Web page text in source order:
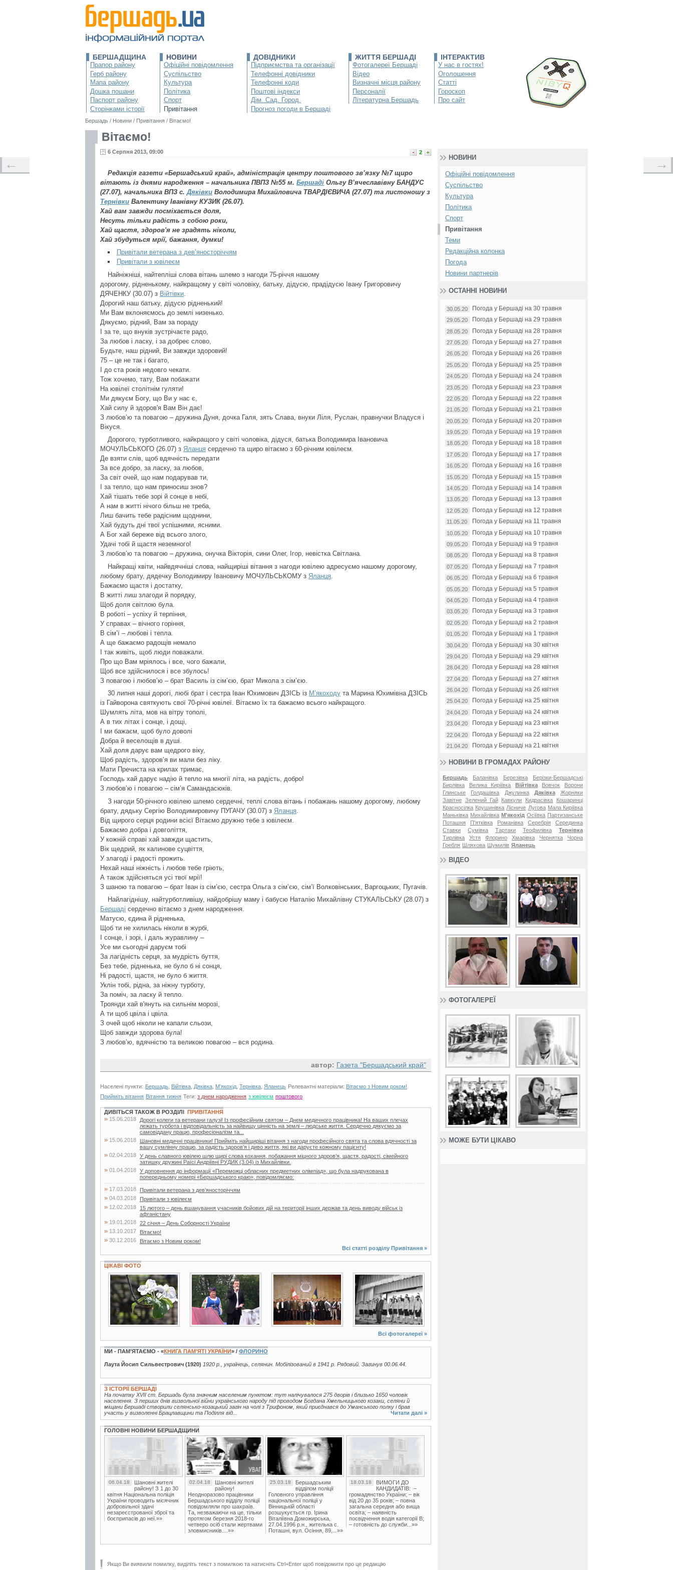
БЕРШАДЩИНА
Прапор району
Герб району
Мапа району
Дошка пошани
Паспорт району
Сторінками історії
НОВИНИ
Офіційні повідомлення
Суспільство
Культура
Політика
Спорт
Привітання
ДОВІДНИКИ
Підприємства та організації
Телефонні довідники
Телефонні коди
Поштові індекси
Дім. Сад. Город.
Прогноз погоди в Бершаді
ЖИТТЯ БЕРШАДІ
Фотогалереї Бершаді
Відео
Визначні місця району
Персоналії
Літературна Бершадь
ІНТЕРАКТИВ
У нас в гостях!
Оголошення
Статті
Гороскоп
Про сайт
Бершадь / Новини / Привітання / Вітаємо!
Вітаємо!
2
6 Серпня 2013, 09:00
Редакція газети «Бершадський край», адміністрація центру поштового зв’язку №7 щиро
вітають із днями народження – начальника ПВПЗ №55 м. Бершаді Ольгу В’ячеславівну БАНДУС
(27.07), начальника ВПЗ с. Дяківки Володимира Михайловича ТВАРДІЄВИЧА (27.07) та листоношу з
Тернівки Валентину Іванівну КУЗИК (26.07).
Хай вам завжди посміхається доля,
Несуть тільки радість з собою роки,
Хай щастя, здоров'я не зрадять ніколи,
Хай збудуться мрії, бажання, думки!
Привітали ветерана з дев’яносторіччям
Привітали з ювілеєм
Найніжніші, найтепліші слова вітань шлемо з нагоди 75-річчя нашому
дорогому, рідненькому, найкращому у світі чоловіку, батьку, дідусю, прадідусю Івану Григоровичу
ДЯЧЕНКУ (30.07) з Війтівки
Дорогий наш батьку, дідусю рідненький!
Ми Вам вклоняємось до землі низенько.
Дякуємо, рідний, Вам за пораду
І за те, що внуків зустрічаєте радо,
За любов і ласку, і за добреє слово,
Будьте, наш рідний, Ви завжди здоровий!
75 – це не так і багато,
І до ста років недовго чекати.
Тож хочемо, тату, Вам побажати
На ювілеї столітнім гуляти!
Ми дякуєм Богу, що Ви у нас є,
Хай силу й здоров'я Вам Він дає!
З любов’ю та повагою – дружина Дуня, дочка Галя, зять Слава, внуки Ліля, Руслан, правнучки Владуся і
Вікуся.
Дорогого, турботливого, найкращого у світі чоловіка, дідуся, батька Володимира Івановича
МОЧУЛЬСЬКОГО (26.07) з Яланця сердечно та щиро вітаємо з 60-річним ювілеєм.
Де взяти слів, щоб вдячність передати
За все добро, за ласку, за любов,
За світ очей, що нам подарував ти,
І за тепло, що нам приносиш знов?
Хай тішать тебе зорі й сонце в небі,
А нам в житті нічого більш не треба,
Лиш бачить тебе радісним щоднини,
Хай будуть дні твої успішними, ясними.
А Бог хай береже від всього злого,
Удачі тобі й щастя неземного!
З любов’ю та повагою – дружина, онучка Вікторія, сини Олег, Ігор, невістка Світлана.
Найкращі квіти, найвдячніші слова, найщиріші вітання з нагоди ювілею адресуємо нашому дорогому,
любому брату, дядечку Володимиру Івановичу МОЧУЛЬСЬКОМУ з Яланця
Бажаємо щастя і достатку,
В житті лиш злагоди й порядку,
Щоб доля світлою була.
В роботі – успіху й терпіння,
У справах – вічного горіння,
В сім’ї – любові і тепла.
А ще бажаємо радощів немало
І так живіть, щоб люди поважали.
Про що Вам мріялось і все, чого бажали,
Щоб все здійснилося і все збулось!
З повагою і любов’ю – брат Василь із сім’єю, брат Микола з сім’єю.
30 липня наші дорогі, любі брат і сестра Іван Юхимович ДЗІСЬ із М’якоходу та Марина Юхимівна ДЗІСЬ
із Гайворона святкують свої 70-річні ювілеї. Вітаємо їх та бажаємо всього найкращого.
Шумлять літа, мов на вітру тополі,
А в тих літах і сонце, і дощі,
І ми бажаєм, щоб було доволі
Добра й веселощів в душі.
Хай доля дарує вам щедрого віку,
Щоб радість, здоров’я ви мали без ліку.
Мати Пречиста на крилах тримає,
Господь хай дарує надію й тепло на многії літа, на радість, добро!
З любов’ю і повагою – сім’я Самандасюків.
З нагоди 50-річного ювілею шлемо сердечні, теплі слова вітань і побажань нашому дорогому, любому
брату, дядьку Сергію Володимировичу ПУГАЧУ (30.07) з Яланця
Від щирого серця родини всієї Вітаємо дружно тебе з ювілеєм.
Бажаємо добра і довголіття,
У кожній справі хай завжди щастить,
Вік щедрий, як калинове суцвіття,
У злагоді і радості прожить.
Нехай наші ніжність і любов тебе гріють,
А також здійсняться усі твої мрії!
З шаною та повагою – брат Іван із сім’єю, сестра Ольга з сім’єю, сім’ї Волковінських, Варгоцьких, Пугачів.
Найлагіднішу, найтурботливішу, найдобрішу маму і бабусю Наталію Михайлівну СТУКАЛЬСЬКУ (28.07) з
Бершаді сердечно вітаємо з днем народження.
Матусю, єдина й рідненька,
Щоб ти не хилилась ніколи в журбі,
І сонце, і зорі, і даль журавлину –
Усе ми сьогодні даруєм тобі
За лагідність серця, за мудрість буття,
Без тебе, рідненька, не було б ні сонця,
Ні радості, щастя, не було б життя.
Уклін тобі, рідна, за ніжну турботу,
За поміч, за ласку й тепло.
Троянди хай в'януть на сильнім морозі,
А ти щоб цвіла і цвіла.
З очей щоб ніколи не капали сльози,
Щоб завжди здорова була!
З любов’ю, вдячністю та великою повагою – вся родина.
автор: Газета "Бершадський край"
Населені пункти: Бершадь Війтівка Дяківка М'якохід Тернівка Яланець Релевантні матеріали: Вітаємо з Новим роком!
Прийміть вітання Вітання тижня Теги: з днем народження з ювілеєм поштового
← →
ДИВІТЬСЯ ТАКОЖ В РОЗДІЛІ ПРИВІТАННЯ
» 15.06.2018
Дорогі колеги та ветерани галузі! Із професійним святом – Днем медичного працівника! На ваших плечах
лежать турбота і відповідальність за найвищу цінність на землі – людське життя. Сердечно дякуємо за
самовіддану працю, професіоналізм та...
» 15.06.2018
Шановні медичні працівники! Прийміть найщиріші вітання з нагоди професійного свята та слова вдячності за
вашу сумлінну працю, за радість здоров’я і диво життя, які ви даруєте кожному пацієнту!
» 02.04.2018 У день славного ювілею шлю щирі слова кохання, побажання міцного здоров’я, щастя, радості, сімейного
затишку дружині Раїсі Андріївні РУДИК (3.04) із Михайлівки.
» 01.04.2018 У доповнення до інформації «Переможці обласних предметних олімпіад», що була надрукована в
попередньому номері «Бершадського краю», повідомляємо:
» 17.03.2018 Привітали ветерана з дев’яносторіччям
» 04.03.2018 Привітали з ювілеєм
» 12.02.2018
15 лютого – день вшанування учасників бойових дій на території інших держав та день виводу військ із
афганістану
» 19.01.2018 22 січня – День Соборності України
» 13.10.2017 Вітаємо!
» 30.12.2016
Вітаємо з Новим роком!
Всі статті розділу Привітання »
ЦІКАВІ ФОТО
19 фото 15 фото 3 фото 2 фото
Всі фотогалереї »
МИ - ПАМ’ЯТАЄМО - «КНИГА ПАМ’ЯТІ УКРАЇНИ» / ФЛОРИНО
Лаута Йосип Сильвестрович (1920) 1920 р., українець, селянин. Мобілізований в 1941 р. Рядовий. Загинув 00.06.44.
З ІСТОРІЇ БЕРШАДІ
На початку XVII ст. Бершадь була значним населеним пунктом: тут налічувалося 275 дворів і близько 1650 чоловік
населення. З перших днів визвольної війни українського народу під проводом Богдана Хмельницького козаки, селяни й
міщани Бершаді створили селянсько-козацький загін на чолі з Трифоном, який приєднався до Уманського полку і брав
участь у визволенні Брацлавщини та Поділля від...
Читати далі »
ГОЛОВНІ НОВИНИ БЕРШАДЩИНИ
06.04.18
Шановні жителі
району! З 1 до 30
квітня Національна поліція
України проводить місячник
добровільної здачі
незареєстрованої зброї та
боєприпасів до неї.»»
02.04.18
Шановні жителі
району!
Неодноразово працівники
Бершадського відділу поліції
повідомляли про шахраїв.
Та, незважаючи на це, тільки
протягом березня 2018-го
четверо осіб стали жертвами
зловмисників....»»
25.03.18
Бершадським
відділом поліції
Головного управління
національної поліції у
Вінницькій області
розшукується гр. Ірина
Віталіївна Доможирська,
27.04.1996 р.н., жителька с.
Поташні, вул. Осіння, 89,...»»
18.03.18
ВИМОГИ ДО
КАНДИДАТІВ: –
громадянство України; – вік
від 20 до 35 років; – повна
загальна середня або вища
освіта; – наявність
посвідчення водія категорії В;
– готовність до служби...»»
Якщо Ви виявили помилку, виділіть текст з помилкою та натисніть Ctrl+Enter щоб повідомити про це редакцію
НОВИНИ
Офіційні повідомлення
Суспільство
Культура
Політика
Спорт
Привітання
Теми
Редакційна колонка
Погода
Новини партнерів
ОСТАННІ НОВИНИ
30.05.20 Погода у Бершаді на 30 травня
29.05.20 Погода у Бершаді на 29 травня
28.05.20 Погода у Бершаді на 28 травня
27.05.20 Погода у Бершаді на 27 травня
26.05.20 Погода у Бершаді на 26 травня
25.05.20 Погода у Бершаді на 25 травня
24.05.20 Погода у Бершаді на 24 травня
23.05.20 Погода у Бершаді на 23 травня
22.05.20 Погода у Бершаді на 22 травня
21.05.20 Погода у Бершаді на 21 травня
20.05.20 Погода у Бершаді на 20 травня
19.05.20 Погода у Бершаді на 19 травня
18.05.20 Погода у Бершаді на 18 травня
17.05.20 Погода у Бершаді на 17 травня
16.05.20 Погода у Бершаді на 16 травня
15.05.20 Погода у Бершаді на 15 травня
14.05.20 Погода у Бершаді на 14 травня
13.05.20 Погода у Бершаді на 13 травня
12.05.20 Погода у Бершаді на 12 травня
11.05.20 Погода у Бершаді на 11 травня
10.05.20 Погода у Бершаді на 10 травня
09.05.20 Погода у Бершаді на 9 травня
08.05.20 Погода у Бершаді на 8 травня
07.05.20 Погода у Бершаді на 7 травня
06.05.20 Погода у Бершаді на 6 травня
05.05.20 Погода у Бершаді на 5 травня
04.05.20 Погода у Бершаді на 4 травня
03.05.20 Погода у Бершаді на 3 травня
02.05.20 Погода у Бершаді на 2 травня
01.05.20 Погода у Бершаді на 1 травня
30.04.20 Погода у Бершаді на 30 квітня
29.04.20 Погода у Бершаді на 29 квітня
28.04.20 Погода у Бершаді на 28 квітня
27.04.20 Погода у Бершаді на 27 квітня
26.04.20 Погода у Бершаді на 26 квітня
25.04.20 Погода у Бершаді на 25 квітня
24.04.20 Погода у Бершаді на 24 квітня
23.04.20 Погода у Бершаді на 23 квітня
22.04.20 Погода у Бершаді на 22 квітня
21.04.20 Погода у Бершаді на 21 квітня
НОВИНИ В ГРОМАДАХ РАЙОНУ
Бершадь Баланівка Березівка
Берізки-Бершадські
Бирлівка
Велика Киріївка Війтівка Вовчок
Ворони
Глинське
Голдашівка Джулинка Дяківка
Жорняки
Завітне Зелений Гай Кавкули Кидрасівка
Кошаринці
Красносілка Крушинівка Лісниче Лугова Мала Киріївка
Маньківка Михайлівка М'якохід Осіївка Партизанське
Поташня
П'ятківка Романівка Серебрія
Серединка
Ставки
Сумівка Тартаки Теофилівка
Тернівка
Тирлівка
Устя Флорино Хмарівка Чернятка
Чорна
Гребля Шляхова Шумилів Яланець
ВІДЕО
ФОТОГАЛЕРЕЇ
МОЖЕ БУТИ ЦІКАВО